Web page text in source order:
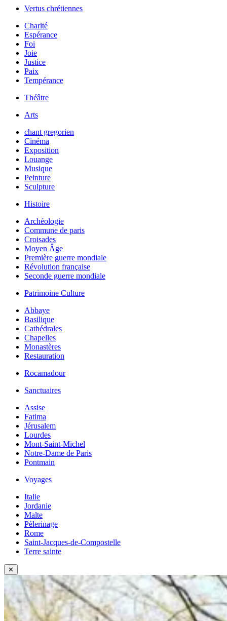
Vertus chrétiennes
Charité
Espérance
Foi
Joie
Justice
Paix
Tempérance
Théâtre
Arts
chant gregorien
Cinéma
Exposition
Louange
Musique
Peinture
Sculpture
Histoire
Archéologie
Commune de paris
Croisades
Moyen Âge
Première guerre mondiale
Révolution française
Seconde guerre mondiale
Patrimoine Culture
Abbaye
Basilique
Cathédrales
Chapelles
Monastères
Restauration
Rocamadour
Sanctuaires
Assise
Fatima
Jérusalem
Lourdes
Mont-Saint-Michel
Notre-Dame de Paris
Pontmain
Voyages
Italie
Jordanie
Malte
Pèlerinage
Rome
Saint-Jacques-de-Compostelle
Terre sainte
✕